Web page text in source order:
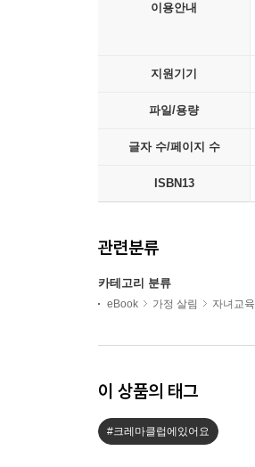
이용안내
지원기기
파일/용량
글자 수/페이지 수
ISBN13
관련분류
카테고리 분류
eBook 가정 살림 자녀교육
이 상품의 태그
#크레마클럽에있어요